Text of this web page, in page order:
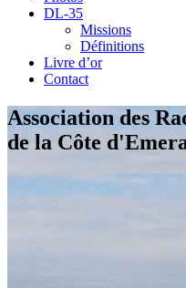
DL-35
Missions
Définitions
Livre d’or
Contact
Association des
de la Côte